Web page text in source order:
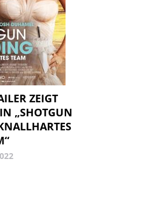
ZEIGT
„SHOTGUN